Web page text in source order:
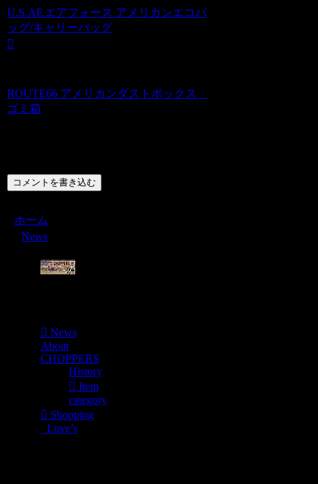
U.S.AF.エアフォース アメリカンエコバ
ッグ/キャリーバッグ
ROUTE66 アメリカンダストボックス
ゴミ箱
コメントを書き込む
ホーム
News
News
About
CHOPPERS
History
Item
category
Shopping
Love’s